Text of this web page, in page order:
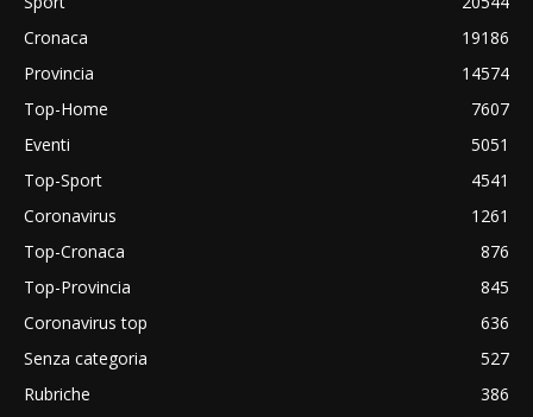
Cronaca
19186
Provincia
14574
Top-Home
7607
Eventi
5051
Top-Sport
4541
Coronavirus
1261
Top-Cronaca
876
Top-Provincia
845
Coronavirus top
636
Senza categoria
527
Rubriche
386